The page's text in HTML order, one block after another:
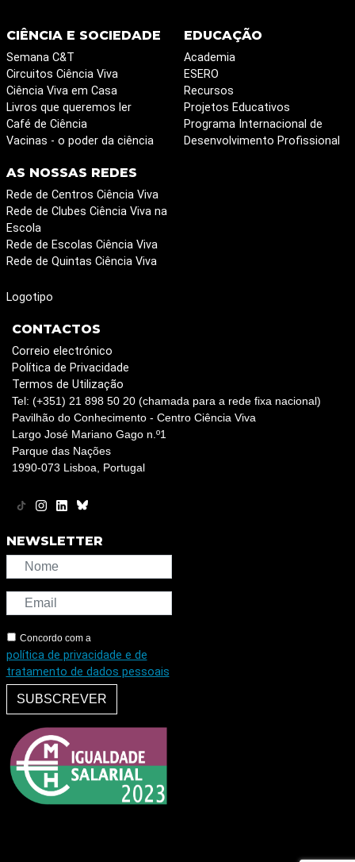
CIÊNCIA E SOCIEDADE
Semana C&T
Circuitos Ciência Viva
Ciência Viva em Casa
Livros que queremos ler
Café de Ciência
Vacinas - o poder da ciência
EDUCAÇÃO
Academia
ESERO
Recursos
Projetos Educativos
Programa Internacional de
Desenvolvimento Profissional
AS NOSSAS REDES
Rede de Centros Ciência Viva
Rede de Clubes Ciência Viva na
Escola
Rede de Escolas Ciência Viva
Rede de Quintas Ciência Viva
Logotipo
CONTACTOS
Correio electrónico
Política de Privacidade
Termos de Utilização
Tel: (+351) 21 898 50 20 (chamada para a rede fixa nacional)
Pavilhão do Conhecimento - Centro Ciência Viva
Largo José Mariano Gago n.º1
Parque das Nações
1990-073 Lisboa, Portugal
NEWSLETTER
Concordo com a
política de privacidade e de
tratamento de dados pessoais
SUBSCREVER